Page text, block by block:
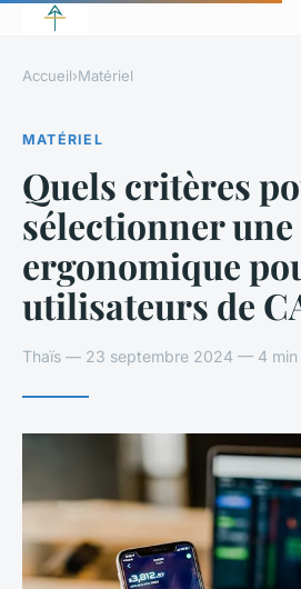
Accueil›Matériel
MATÉRIEL
Quels critères
sélectionner
ergonomique
utilisateurs de
Thaïs — 23 septembre 2024 — 4 min